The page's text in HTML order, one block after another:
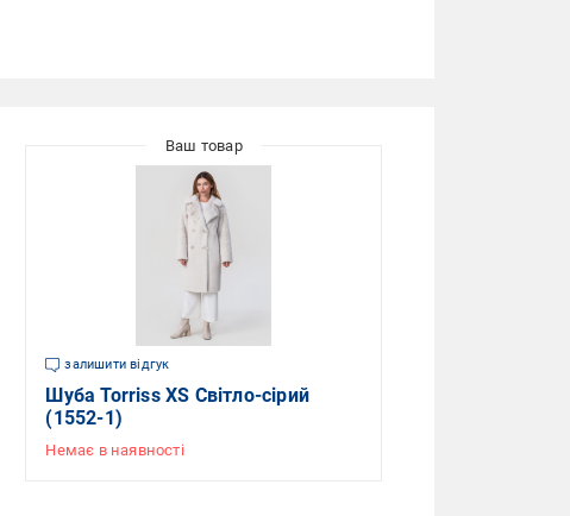
залишити відгук
Шуба Torriss XS Світло-сірий
(1552-1)
Немає в наявності